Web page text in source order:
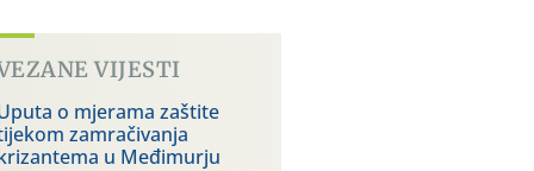
VIJESTI
o mjerama zaštite
zamračivanja
u Međimurju